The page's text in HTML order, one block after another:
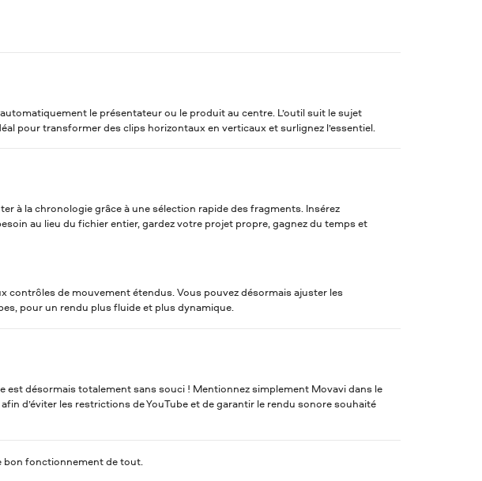
le présentateur ou le produit au centre. L’outil suit le sujet
pour transformer des clips horizontaux en verticaux et surlignez l’essentiel.
à la chronologie grâce à une sélection rapide des fragments. Insérez
au lieu du fichier entier, gardez votre projet propre, gagnez du temps et
contrôles de mouvement étendus. Vous pouvez désormais ajuster les
pour un rendu plus fluide et plus dynamique.
est désormais totalement sans souci ! Mentionnez simplement Movavi dans le
d’éviter les restrictions de YouTube et de garantir le rendu sonore souhaité
bon fonctionnement de tout.